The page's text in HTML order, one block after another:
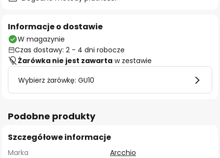
Informacje o dostawie
W magazynie
Czas dostawy: 2 - 4 dni robocze
Żarówka nie jest zawarta w zestawie
Wybierz żarówkę: GU10
Podobne produkty
Szczegółowe informacje
Marka
Arcchio